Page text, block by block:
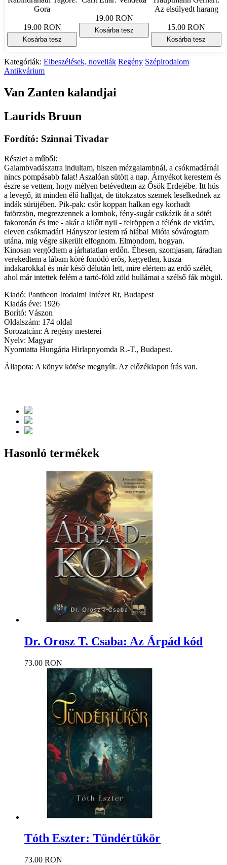
Gora
19.00 RON
Kosárba tesz
19.00 RON
Kosárba tesz
Az elsülyedt harang
15.00 RON
Kosárba tesz
Kategóriák: Elbeszélések, novellák Regény Szépirodalom
Antikvárium
Van Zanten kalandjai
Laurids Bruun
Fordító: Szinnai Tivadar
Részlet a műből:
Galambvadászatra indultam, hiszen mézgalambnál, a csókmadárnál
nincs pompásabb falat! Aszalóan sütött a nap. Árnyékot kerestem és
észre se vettem, hogy mélyen betévedtem az Ősök Erdejébe. Itt hüs
a levegő, itt minden élő hallgat, de titokzatos szemek leselkednek az
indák sürüjében. Pik-pak: csőr koppan halkan egy korhadt
fatörzsön, megrezzennek a lombok, fény-sugár csikázik át a sötét
fakoronán és ime - akár a kilőtt nyil - felröppen a félénk de vidám,
eleven csókmadár! Hányszor lestem rá hiába! Mióta sóvárogtam
utána, mig végre sikerült elfognom. Elmondom, hogyan.
Kinosan vergődtem a járhatatlan erdőn. Éhesen, szomjasan, fáradtan
verekedtem a lábam köré fonódó erős, kegyetlen, kusza
indakarokkal és már késő délután lett, mire elértem az erdő szélét,
ahol már intettek felém a tartó-föld zöld hullámai a szélső fák mögül.
Kiadó: Pantheon Irodalmi Intézet Rt, Budapest
Kiadás éve: 1926
Borító: Vászon
Oldalszám: 174 oldal
Sorozatcím: A regény mesterei
Nyelv: Magyar
Nyomtatta Hungária Hirlapnyomda R.-T., Budapest.
Állapota: A könyv kötése megnyílt. Az előzéklapon írás van.
Hasonló termékek
Dr. Orosz T. Csaba: Az Árpád kód
73.00 RON
Tóth Eszter: Tündértükör
73.00 RON